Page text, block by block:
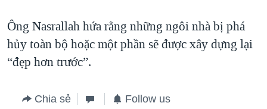
Ông Nasrallah hứa rằng những ngôi nhà bị phá
hủy toàn bộ hoặc một phần sẽ được xây dựng lại
“đẹp hơn trước”.
Chia sẻ Follow us